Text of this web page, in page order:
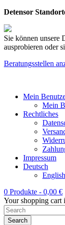
Detensor
Sie können unsere
ausprobieren oder
Beratungsstellen
Mein
Mein
Rechtliches
Impressum
Deutsch
English
0 Produkte - 0,00 €
Your shopping cart